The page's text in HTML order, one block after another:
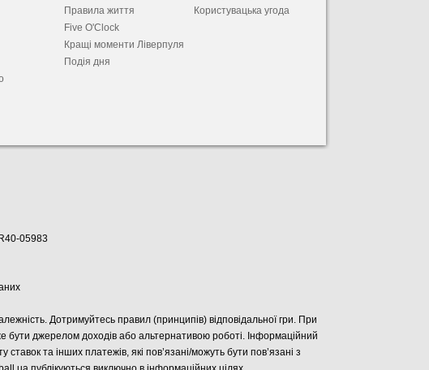
Правила життя
Five O'Clock
Кращі моменти Ліверпуля
Подія дня
Користувацька угода
05983
Дотримуйтесь правил (принципів) відповідальної гри. При
бути джерелом доходів або альтернативою роботі. Інформаційний
та інших платежів, які пов’язані/можуть бути пов’язані з